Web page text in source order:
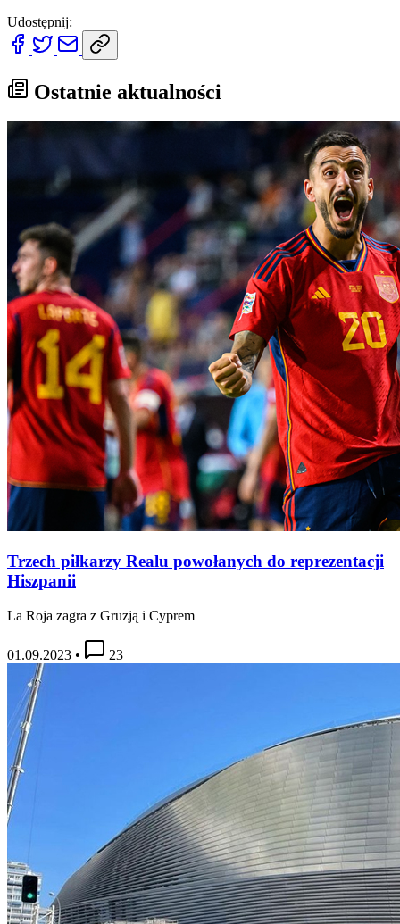
Udostępnij:
Ostatnie aktualności
Trzech piłkarzy Realu powołanych do reprezentacji
Hiszpanii
La Roja zagra z Gruzją i Cyprem
01.09.2023 • 23